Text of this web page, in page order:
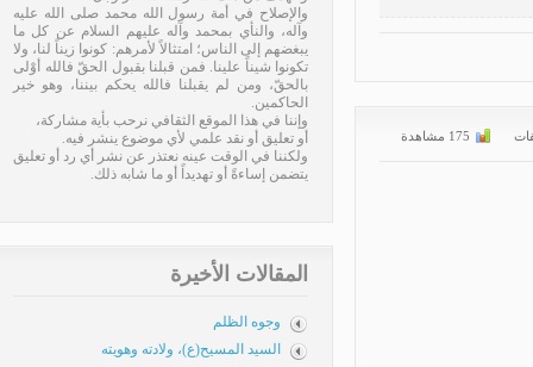
175 مشاهدة
والإصلاح في أمة رسول الله محمد صلى الله عليه
وآله، والنأي بمحمد وآله عليهم السلام عن كل ما
يبغضهم إلى الناس؛ امتثالاً لأمرهم: كونوا زيناً لنا، ولا
تكونوا شيناً علينا. فمن قبلنا بقبول الحقّ فالله أوْلى
بالحقّ، ومن لم يقبلنا فالله يحكم بيننا، وهو خير
الحاكمين.
وإننا في هذا الموقع الثقافي نرحب بأية مشاركة،
أو تعليق أو نقد علمي لأي موضوع ينشر فيه.
ولكننا في الوقت عينه نعتذر عن نشر أي رد أو تعليق
يتضمن إساءةً أو تهديداً أو ما شابه ذلك.
المقالات الأخيرة
وجوه الظلم
السيد المسيح(ع)، ولادته وهويته